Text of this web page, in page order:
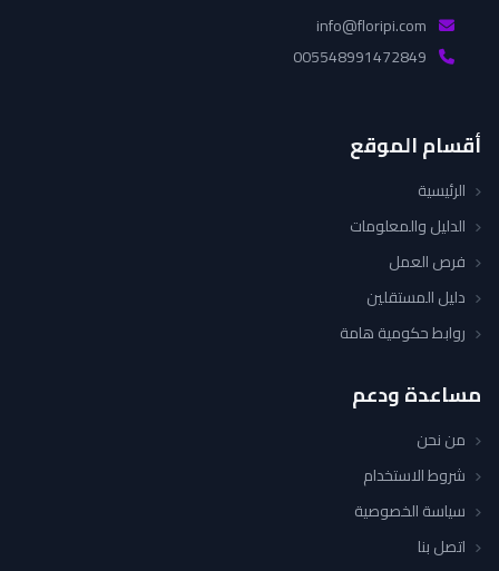
أقسام الموقع
الرئيسية
الدليل والمعلومات
فرص العمل
دليل المستقلين
روابط حكومية هامة
مساعدة ودعم
من نحن
شروط الاستخدام
سياسة الخصوصية
اتصل بنا